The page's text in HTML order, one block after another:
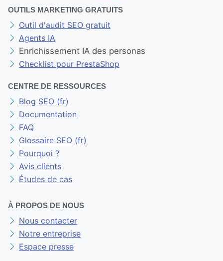
OUTILS MARKETING GRATUITS
Outil d'audit SEO gratuit
Agents IA
Enrichissement IA des personas
Checklist pour PrestaShop
CENTRE DE RESSOURCES
Blog SEO (fr)
Documentation
FAQ
Glossaire SEO (fr)
Pourquoi ?
Avis clients
Études de cas
À PROPOS DE NOUS
Nous contacter
Notre entreprise
Espace presse